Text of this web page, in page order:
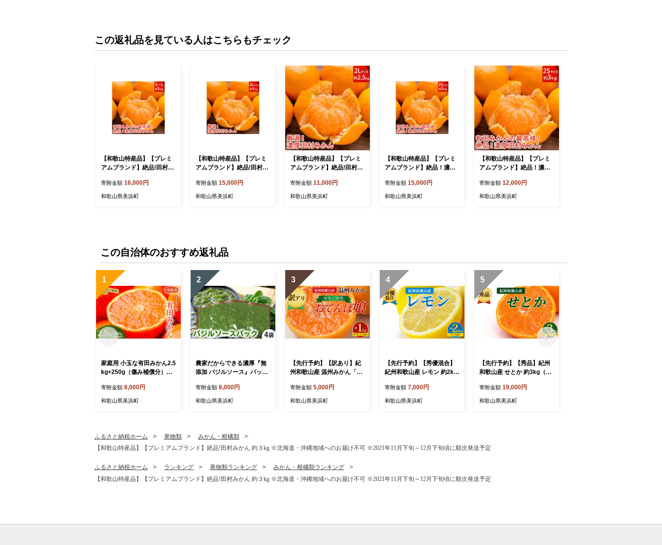
この返礼品を見ている人はこちらもチェック
【和歌山特産品】【プレミ
アムブランド】絶品!田村み
地域へのお届け不可 ※2021
年11月下旬～12月下旬頃に
寄附金額 16,000円
和歌山県美浜町
【和歌山特産品】【プレミ
アムブランド】絶品!田村み
５kg ※北海道・沖縄地域へ
のお届け不可 ※2021年11
寄附金額 15,000円
和歌山県美浜町
【和歌山特産品】【プレミ
アムブランド】絶品!田村み
２.５kg ※北海道・沖縄地
域へのお届け不可 ※2021
寄附金額 11,000円
和歌山県美浜町
【和歌山特産品】【プレミ
アムブランド】絶品！濃厚
品 約５kg ※北海道・沖縄
地域へのお届け不可 ※2021
寄附金額 15,000円
和歌山県美浜町
【和歌山特産品】【プレミ
アムブランド】絶品！濃厚
品 約３kg ※北海道・沖
縄地域へのお届け不可 ※2
寄附金額 12,000円
和歌山県美浜町
この自治体のおすすめ返礼品
1
家庭用 小玉な有田みかん2.5
kg+250g（傷み補償分）
センサー選果】
寄附金額 8,000円
和歌山県美浜町
2
農家だからできる濃厚『無
添加 バジルソース』パック
寄附金額 8,000円
和歌山県美浜町
3
【先行予約】【訳あり】紀
州和歌山産 温州みかん「お
み）S～2L サイズ混合（早
生・中生）
寄附金額 5,000円
和歌山県美浜町
4
【先行予約】【秀優混合】
紀州和歌山産 レモン 約2kg
寄附金額 7,000円
和歌山県美浜町
5
【先行予約】【秀品】紀州
和歌山産 せとか 約3kg（箱
寄附金額 19,000円
和歌山県美浜町
ふるさと納税ホーム 果物類
みかん・柑橘類
【和歌山特産品】【プレミアムブランド】絶品!田村みかん 約３kg ※北海道・沖縄地域へのお届け不可 ※2021年11月下旬～12月下旬頃に順次発送予定
ふるさと納税ホーム ランキング 果物類ランキング
みかん・柑橘類ランキング
【和歌山特産品】【プレミアムブランド】絶品!田村みかん 約３kg ※北海道・沖縄地域へのお届け不可 ※2021年11月下旬～12月下旬頃に順次発送予定